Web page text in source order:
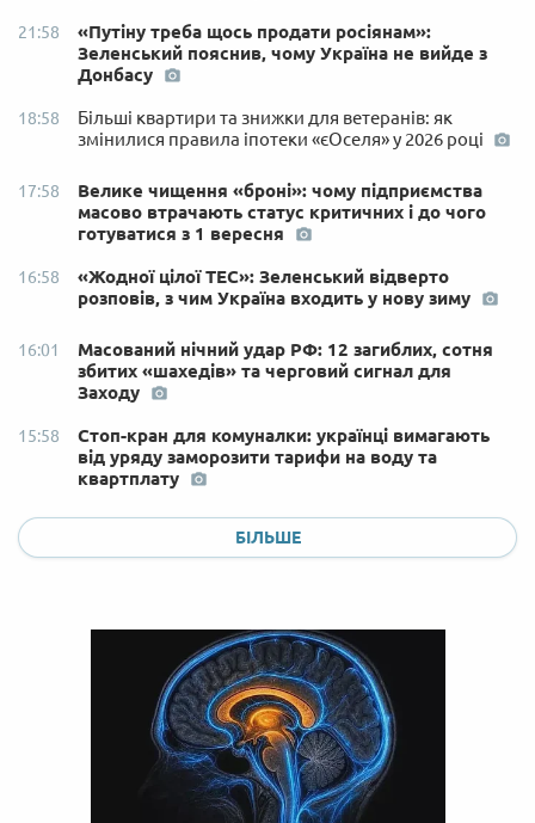
21:58
«Путіну треба щось продати росіянам»:
Зеленський пояснив, чому Україна не вийде з
Донбасу
18:58
Більші квартири та знижки для ветеранів: як
змінилися правила іпотеки «єОселя» у 2026 році
17:58
Велике чищення «броні»: чому підприємства
масово втрачають статус критичних і до чого
готуватися з 1 вересня
16:58
«Жодної цілої ТЕС»: Зеленський відверто
розповів, з чим Україна входить у нову зиму
16:01
Масований нічний удар РФ: 12 загиблих, сотня
збитих «шахедів» та черговий сигнал для
Заходу
15:58
Стоп-кран для комуналки: українці вимагають
від уряду заморозити тарифи на воду та
квартплату
БІЛЬШЕ